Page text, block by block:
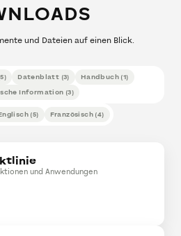
und Dateien auf einen Blick.
5) Datenblatt (3) Handbuch (1)
Information (3)
(5) Französisch (4)
und Anwendungen